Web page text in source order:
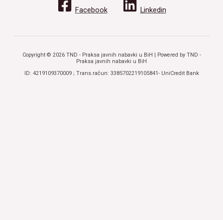
Facebook Linkedin
Copyright © 2026 TND - Praksa javnih nabavki u BiH | Powered by TND -
Praksa javnih nabavki u BiH
ID: 4219109370009 ; Trans.račun: 3385702219105841- UniCredit Bank